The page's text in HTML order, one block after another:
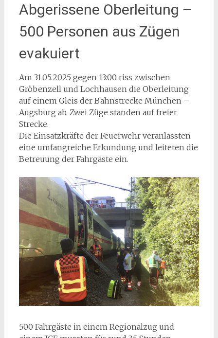
Abgerissene Oberleitung –
500 Personen aus Zügen
evakuiert
Am 31.05.2025 gegen 13:00 riss zwischen
Gröbenzell und Lochhausen die Oberleitung
auf einem Gleis der Bahnstrecke München –
Augsburg ab. Zwei Züge standen auf freier
Strecke.
Die Einsatzkräfte der Feuerwehr veranlassten
eine umfangreiche Erkundung und leiteten die
Betreuung der Fahrgäste ein.
500 Fahrgäste in einem Regionalzug und